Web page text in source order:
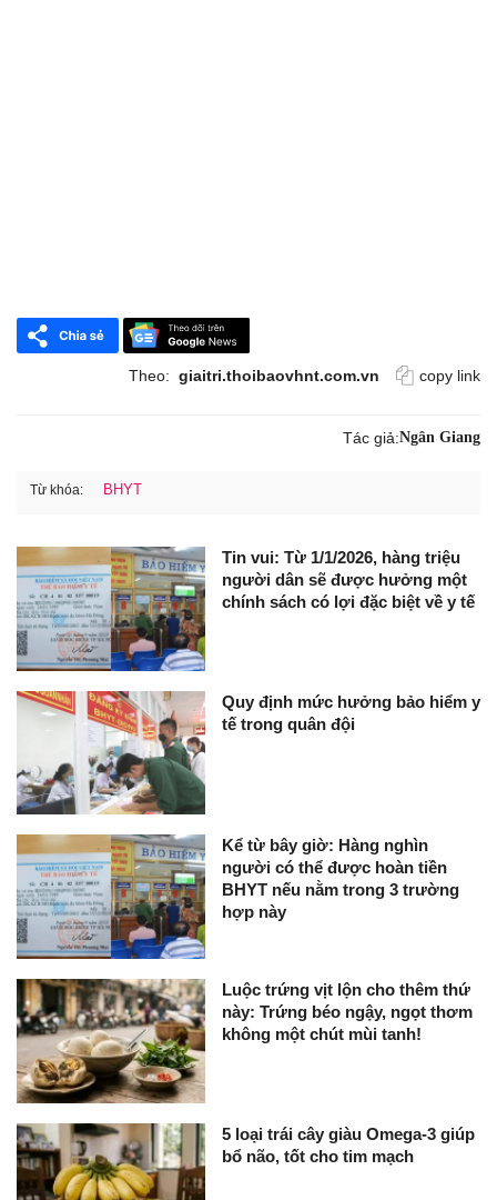
Theo: giaitri.thoibaovhnt.com.vn copy link
Tác giả:Ngân Giang
Từ khóa: BHYT
Tin vui: Từ 1/1/2026, hàng triệu
người dân sẽ được hưởng một
chính sách có lợi đặc biệt về y tế
Quy định mức hưởng bảo hiểm y
tế trong quân đội
Kể từ bây giờ: Hàng nghìn
người có thể được hoàn tiền
BHYT nếu nằm trong 3 trường
hợp này
Luộc trứng vịt lộn cho thêm thứ
này: Trứng béo ngậy, ngọt thơm
không một chút mùi tanh!
5 loại trái cây giàu Omega-3 giúp
bổ não, tốt cho tim mạch